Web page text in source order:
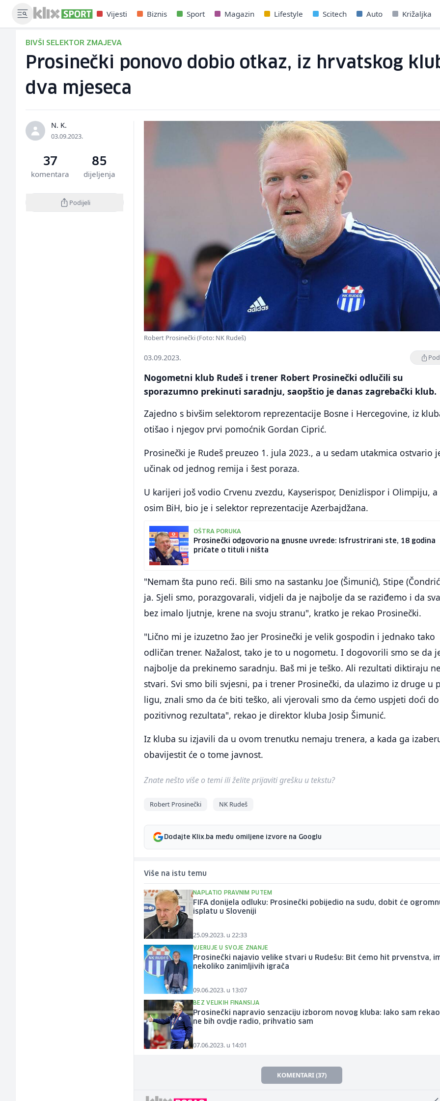
Vijesti Biznis Sport Magazin Lifestyle Scitech Auto Križaljka
BIVŠI SELEKTOR ZMAJEVA
Prosinečki ponovo dobio otkaz, iz hrvatskog
dva mjeseca
N. K.
03.09.2023.
37
komentara
85
dijeljenja
Podijeli
Robert Prosinečki (Foto: NK Rudeš)
03.09.2023.
Nogometni klub Rudeš i trener Robert Prosinečki odlučili su
sporazumno prekinuti saradnju, saopštio je danas zagrebački klub.
Zajedno s bivšim selektorom reprezentacije Bosne i Hercegovine, iz
otišao i njegov prvi pomoćnik Gordan Ciprić.
Prosinečki je Rudeš preuzeo 1. jula 2023., a u sedam utakmica ostvario
učinak od jednog remija i šest poraza.
U karijeri još vodio Crvenu zvezdu, Kayserispor, Denizlispor i Olimpiju, a
osim BiH, bio je i selektor reprezentacije Azerbajdžana.
OŠTRA PORUKA
Prosinečki odgovorio na gnusne uvrede: Isfrustrirani ste, 18 godina
pričate o tituli i ništa
"Nemam šta puno reći. Bili smo na sastanku Joe (Šimunić), Stipe
ja. Sjeli smo, porazgovarali, vidjeli da je najbolje da se raziđemo i da
bez imalo ljutnje, krene na svoju stranu", kratko je rekao Prosinečki.
"Lično mi je izuzetno žao jer Prosinečki je velik gospodin i jednako tako
odličan trener. Nažalost, tako je to u nogometu. I dogovorili smo se da
najbolje da prekinemo saradnju. Baš mi je teško. Ali rezultati diktiraju
stvari. Svi smo bili svjesni, pa i trener Prosinečki, da ulazimo iz druge u
ligu, znali smo da će biti teško, ali vjerovali smo da ćemo uspjeti doći do
pozitivnog rezultata", rekao je direktor kluba Josip Šimunić.
Iz kluba su izjavili da u ovom trenutku nemaju trenera, a kada ga
obavijestit će o tome javnost.
Znate nešto više o temi ili želite prijaviti grešku u tekstu?
Robert Prosinečki NK Rudeš
Dodajte Klix.ba među omiljene izvore na Googlu
Više na istu temu
NAPLATIO PRAVNIM PUTEM
FIFA donijela odluku: Prosinečki pobijedio na sudu, dobit će
isplatu u Sloveniji
25.09.2023. u 22:33
VJERUJE U SVOJE ZNANJE
Prosinečki najavio velike stvari u Rudešu: Bit ćemo hit prvenstva,
nekoliko zanimljivih igrača
09.06.2023. u 13:07
BEZ VELIKIH FINANSIJA
Prosinečki napravio senzaciju izborom novog kluba: Iako sam
ne bih ovdje radio, prihvatio sam
07.06.2023. u 14:01
KOMENTARI (37)